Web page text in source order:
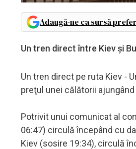
Adaugă-ne ca sursă
Un tren direct între Kiev și
Un tren direct pe ruta Kiev -
preţul unei călătorii ajungând
Potrivit unui comunicat al
06:47) circulă începând cu
Kiev (sosire 19:34), circulă